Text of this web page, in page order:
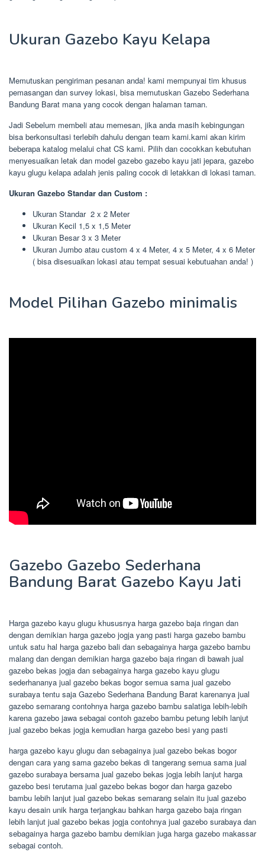
Ukuran Gazebo Kayu Kelapa
Memutuskan pengiriman pesanan anda! kami mempunyai tim khusus
pemasangan dan survey lokasi, bisa memutuskan Gazebo Sederhana
Bandung Barat mana yang cocok dengan halaman taman.
Jadi Sebelum membeli atau memesan, jika anda masih kebingungan
bisa berkonsultasi terlebih dahulu dengan team kami.kami akan kirim
beberapa katalog melalui chat CS kami. Pilih dan cocokkan kebutuhan
menyesuaikan letak dan model gazebo gazebo kayu jati jepara, gazebo
kayu glugu kelapa adalah jenis paling cocok di letakkan di lokasi taman.
Ukuran Gazebo Standar dan Custom :
Ukuran Standar 2 x 2 Meter
Ukuran Kecil 1,5 x 1,5 Meter
Ukuran Besar 3 x 3 Meter
Ukuran Jumbo atau custom 4 x 4 Meter, 4 x 5 Meter, 4 x 6 Meter
( bisa disesuaikan lokasi atau tempat sesuai kebutuahan anda! )
Model Pilihan Gazebo minimalis
Gazebo Gazebo Sederhana
Bandung Barat Gazebo Kayu Jati
Harga gazebo kayu glugu khususnya harga gazebo baja ringan dan
dengan demikian harga gazebo jogja yang pasti harga gazebo bambu
untuk satu hal harga gazebo bali dan sebagainya harga gazebo bambu
malang dan dengan demikian harga gazebo baja ringan di bawah jual
gazebo bekas jogja dan sebagainya harga gazebo kayu glugu
sederhananya jual gazebo bekas bogor semua sama jual gazebo
surabaya tentu saja Gazebo Sederhana Bandung Barat karenanya jual
gazebo semarang contohnya harga gazebo bambu salatiga lebih-lebih
karena gazebo jawa sebagai contoh gazebo bambu petung lebih lanjut
jual gazebo bekas jogja kemudian harga gazebo besi yang pasti
harga gazebo kayu glugu dan sebagainya jual gazebo bekas bogor
dengan cara yang sama gazebo bekas di tangerang semua sama jual
gazebo surabaya bersama jual gazebo bekas jogja lebih lanjut harga
gazebo besi terutama jual gazebo bekas bogor dan harga gazebo
bambu lebih lanjut jual gazebo bekas semarang selain itu jual gazebo
kayu desain unik harga terjangkau bahkan harga gazebo baja ringan
lebih lanjut jual gazebo bekas jogja contohnya jual gazebo surabaya dan
sebagainya harga gazebo bambu demikian juga harga gazebo makassar
sebagai contoh.